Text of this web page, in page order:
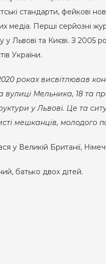
стандарти, фейкові
медіа. Перші серйозні
у Львові та Києві. З 2005
України.
роках висвітлював
вулиці Мельника, 18 та
у Львові. Це та
мешканців, молодого
у Великій Британії,
батько двох дітей.